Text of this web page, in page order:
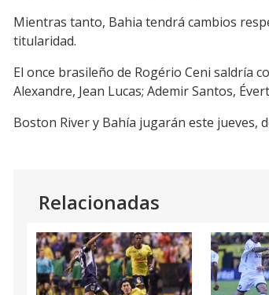
Mientras tanto, Bahia tendrá cambios
titularidad.
El once brasileño de Rogério Ceni saldría
Alexandre, Jean Lucas; Ademir Santos,
Boston River y Bahía jugarán este jueves,
Relacionadas